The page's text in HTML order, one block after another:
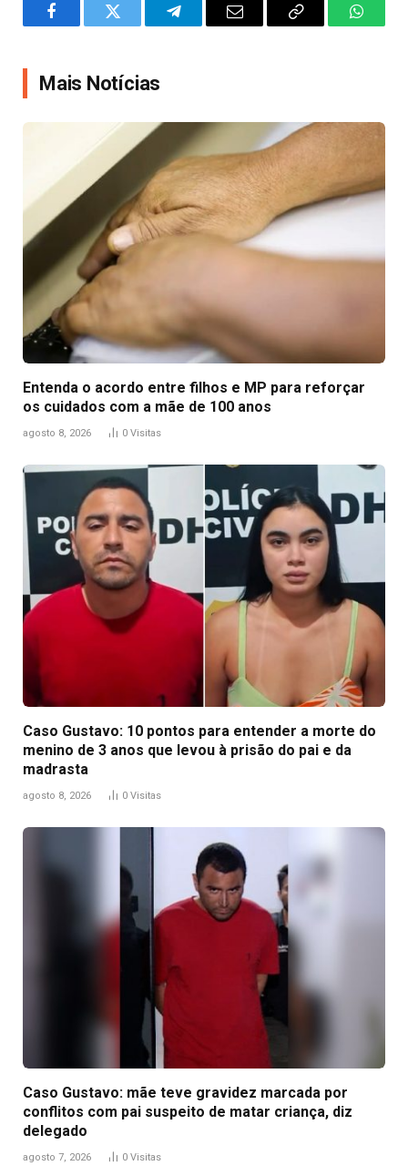
FacebookTwitter TelegramEmail
Copy
Mais Notícias
Entenda o acordo entre filhos e MP para reforçar
os cuidados com a mãe de 100 anos
agosto 8, 2026 0 Visitas
Caso Gustavo: 10 pontos para entender a morte do
menino de 3 anos que levou à prisão do pai e da
madrasta
agosto 8, 2026 0 Visitas
Caso Gustavo: mãe teve gravidez marcada por
conflitos com pai suspeito de matar criança, diz
delegado
agosto 7, 2026 0 Visitas